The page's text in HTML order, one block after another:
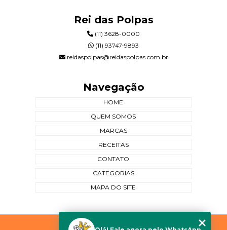
Rei das Polpas
(11) 3628-0000
(11) 93747-9893
reidaspolpas@reidaspolpas.com.br
Navegação
HOME
QUEM SOMOS
MARCAS
RECEITAS
CONTATO
CATEGORIAS
MAPA DO SITE
Copyright © Rei das Polpas. (Lei 9610 de 19/02/1998)